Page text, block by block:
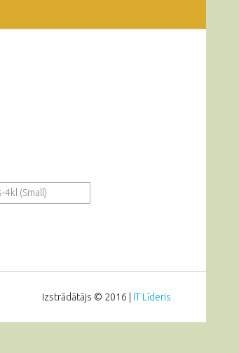
Izstrādātājs © 2016 | IT Līderis